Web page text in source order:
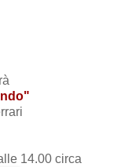
14.00 circa